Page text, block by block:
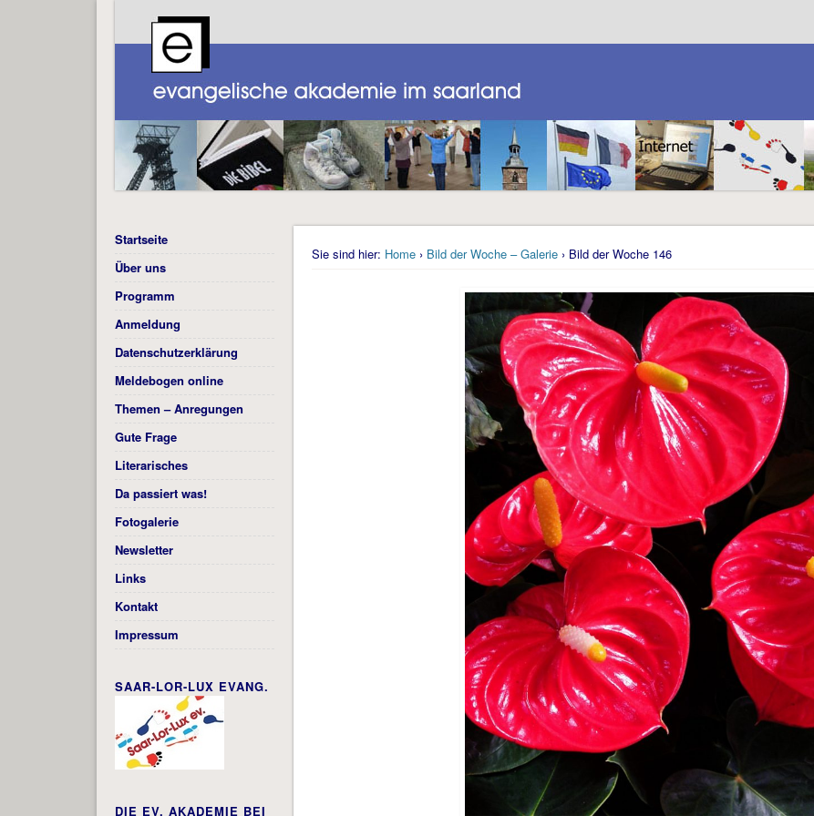
Sie sind hier: Home › Bild der Woche – Galerie › Bild der Woche 146
Startseite
Über uns
Programm
Anmeldung
Datenschutzerklärung
Meldebogen online
Themen – Anregungen
Gute Frage
Literarisches
Da passiert was!
Fotogalerie
Newsletter
Links
Kontakt
Impressum
SAAR-LOR-LUX EVANG.
DIE EV. AKADEMIE BEI